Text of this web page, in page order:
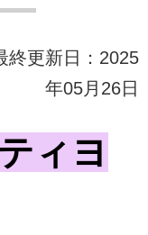
更新日：2025
年05月26日
ィヨ